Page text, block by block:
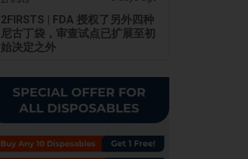
2FIRSTS | FDA 授权了另外四种
尼古丁袋，审查试点已扩展至初
始决定之外